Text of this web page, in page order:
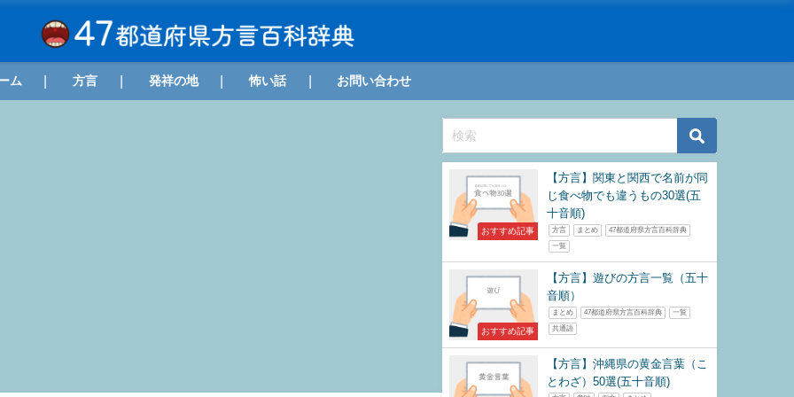
ム 方言 発祥の地 怖い話 お問い合わせ
おすすめ記事
【方言】関東と関西で名前が同
じ食べ物でも違うもの30選(五
十音順)
方言 まとめ
47都道府県方言百科辞典
一覧
おすすめ記事
【方言】遊びの方言一覧（五十
音順）
まとめ 47都道府県方言百科辞典
一覧
共通語
【方言】沖縄県の黄金言葉（こ
とわざ）50選(五十音順)